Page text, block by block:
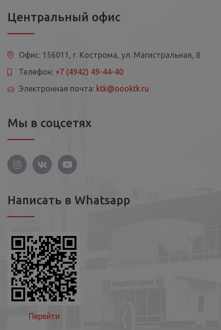
Центральный офис
Офис: 156011, г. Кострома, ул. Магистральная, 8
Телефон: +7 (4942) 49-44-40
Электронная почта: ktk@oooktk.ru
Мы в соцсетях
Написать в Whatsapp
Перейти